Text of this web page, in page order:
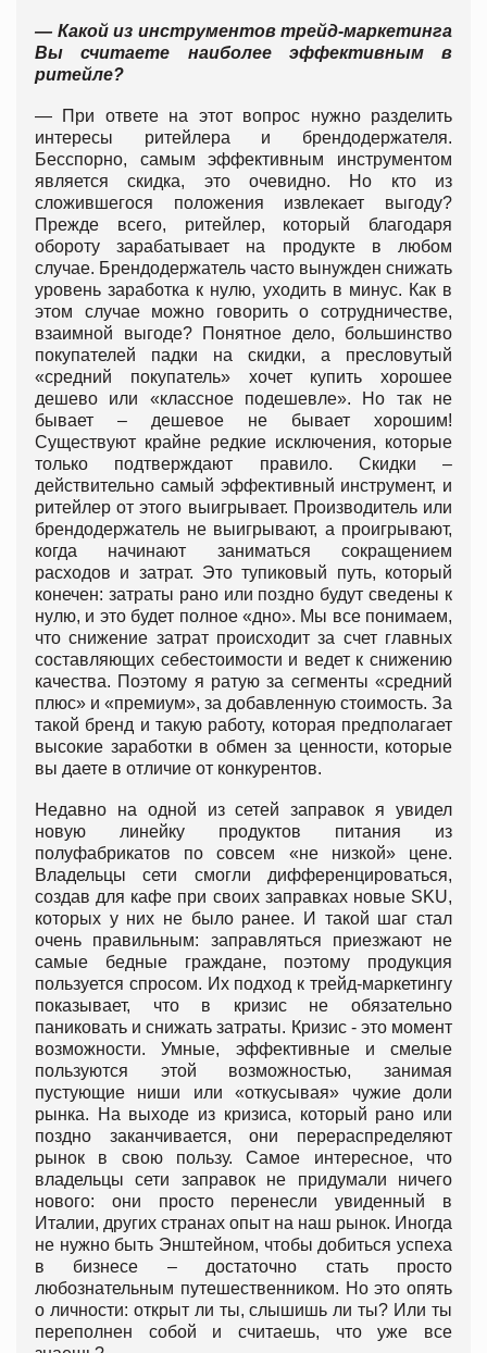
— Какой из инструментов трейд-маркетинга
Вы считаете наиболее эффективным в
ритейле?
— При ответе на этот вопрос нужно разделить
интересы ритейлера и брендодержателя.
Бесспорно, самым эффективным инструментом
является скидка, это очевидно. Но кто из
сложившегося положения извлекает выгоду?
Прежде всего, ритейлер, который благодаря
обороту зарабатывает на продукте в любом
случае. Брендодержатель часто вынужден снижать
уровень заработка к нулю, уходить в минус. Как в
этом случае можно говорить о сотрудничестве,
взаимной выгоде? Понятное дело, большинство
покупателей падки на скидки, а пресловутый
«средний покупатель» хочет купить хорошее
дешево или «классное подешевле». Но так не
бывает – дешевое не бывает хорошим!
Существуют крайне редкие исключения, которые
только подтверждают правило. Скидки –
действительно самый эффективный инструмент, и
ритейлер от этого выигрывает. Производитель или
брендодержатель не выигрывают, а проигрывают,
когда начинают заниматься сокращением
расходов и затрат. Это тупиковый путь, который
конечен: затраты рано или поздно будут сведены к
нулю, и это будет полное «дно». Мы все понимаем,
что снижение затрат происходит за счет главных
составляющих себестоимости и ведет к снижению
качества. Поэтому я ратую за сегменты «средний
плюс» и «премиум», за добавленную стоимость. За
такой бренд и такую работу, которая предполагает
высокие заработки в обмен за ценности, которые
вы даете в отличие от конкурентов.
Недавно на одной из сетей заправок я увидел
новую линейку продуктов питания из
полуфабрикатов по совсем «не низкой» цене.
Владельцы сети смогли дифференцироваться,
coздав для кафе при своих заправках новые SKU,
которых у них не было ранее. И такой шаг стал
очень правильным: заправляться приезжают не
самые бедные граждане, поэтому продукция
пользуется спросом. Их подход к трейд-маркетингу
показывает, что в кризис не обязательно
паниковать и снижать затраты. Кризис - это момент
возможности. Умные, эффективные и смелые
пользуются этой возможностью, занимая
пустующие ниши или «откусывая» чужие доли
рынка. На выходе из кризиса, который рано или
поздно заканчивается, они перераспределяют
рынок в свою пользу. Самое интересное, что
владельцы сети заправок не придумали ничего
нового: они просто перенесли увиденный в
Италии, других странах опыт на наш рынок. Иногда
не нужно быть Энштейном, чтобы добиться успеха
в бизнесе – достаточно стать просто
любознательным путешественником. Но это опять
о личности: открыт ли ты, слышишь ли ты? Или ты
переполнен собой и считаешь, что уже все